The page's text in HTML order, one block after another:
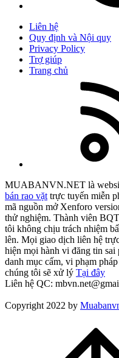
Liên hệ
Quy định và Nội quy
Privacy Policy
Trợ giúp
Trang chủ
MUABANVN.NET là
bán rao vặt trực tuyến miễn
mã nguồn mở Xenforo
thử nghiệm. Thành viên
tôi không chịu trách nhiệm
lên. Mọi giao dịch liên hệ
hiện mọi hành vi đăng tin sai
danh mục cấm, vi phạm
chúng tôi sẽ xử lý Tại đây
Liên hệ QC:
Copyright 2022 by